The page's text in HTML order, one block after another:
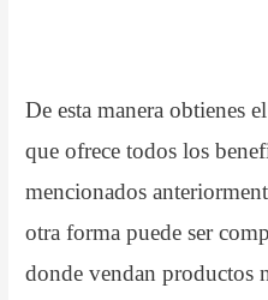
De esta manera obtienes
que ofrece todos los
mencionados
otra forma puede ser
donde vendan productos